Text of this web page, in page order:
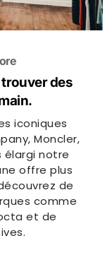
des
iconiques
Moncler,
élargi notre
offre plus
de
comme
et de